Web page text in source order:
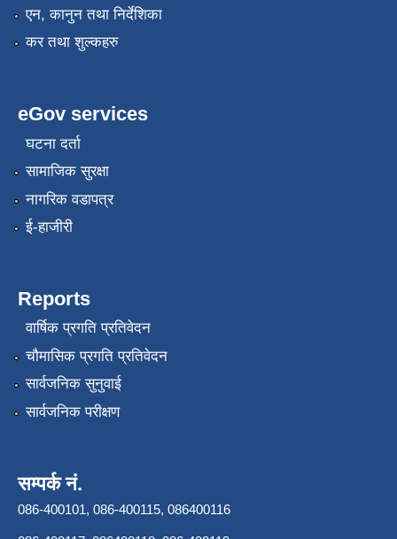
एन, कानुन तथा निर्देशिका
कर तथा शुल्कहरु
eGov services
घटना दर्ता
सामाजिक सुरक्षा
नागरिक वडापत्र
ई-हाजीरी
Reports
वार्षिक प्रगति प्रतिवेदन
चौमासिक प्रगति प्रतिवेदन
सार्वजनिक सुनुवाई
सार्वजनिक परीक्षण
सम्पर्क नं.
086-400101, 086-400115, 086400116